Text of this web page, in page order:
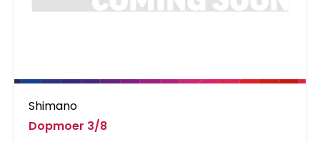
Shimano
Dopmoer 3/8